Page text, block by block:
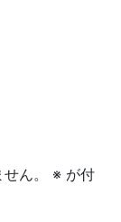
ん。 ※ が付